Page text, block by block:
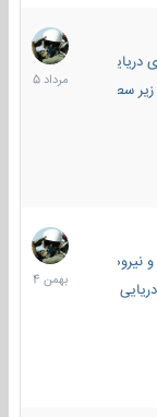
سطحی
2
مرداد
1405
ویژه‌ی دریایی
22
بهمن
1404